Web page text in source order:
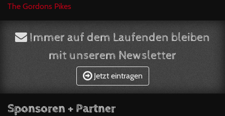
The Gordons Pikes
Immer auf dem Laufenden bleiben
mit unserem Newsletter
Jetzt eintragen
Sponsoren + Partner